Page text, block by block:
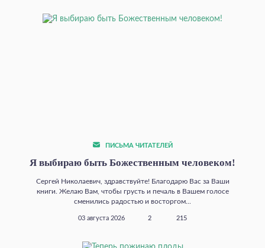
ПИСЬМА ЧИТАТЕЛЕЙ
Я выбираю быть Божественным человеком!
Сергей Николаевич, здравствуйте! Благодарю Вас за Ваши
книги. Желаю Вам, чтобы грусть и печаль в Вашем голосе
сменились радостью и восторгом...
03 августа 2026 2 215